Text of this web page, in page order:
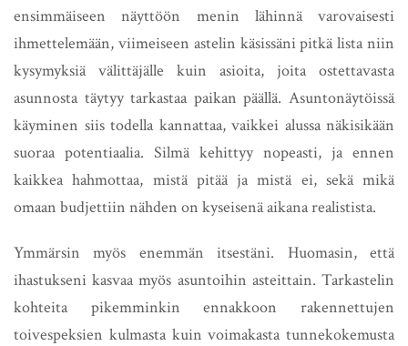
ensimmäiseen näyttöön menin lähinnä varovaisesti
ihmettelemään, viimeiseen astelin käsissäni pitkä lista niin
kysymyksiä välittäjälle kuin asioita, joita ostettavasta
asunnosta täytyy tarkastaa paikan päällä. Asuntonäytöissä
käyminen siis todella kannattaa, vaikkei alussa näkisikään
suoraa potentiaalia. Silmä kehittyy nopeasti, ja ennen
kaikkea hahmottaa, mistä pitää ja mistä ei, sekä mikä
omaan budjettiin nähden on kyseisenä aikana realistista.
Ymmärsin myös enemmän itsestäni. Huomasin, että
ihastukseni kasvaa myös asuntoihin asteittain. Tarkastelin
kohteita pikemminkin ennakkoon rakennettujen
toivespeksien kulmasta kuin voimakasta tunnekokemusta